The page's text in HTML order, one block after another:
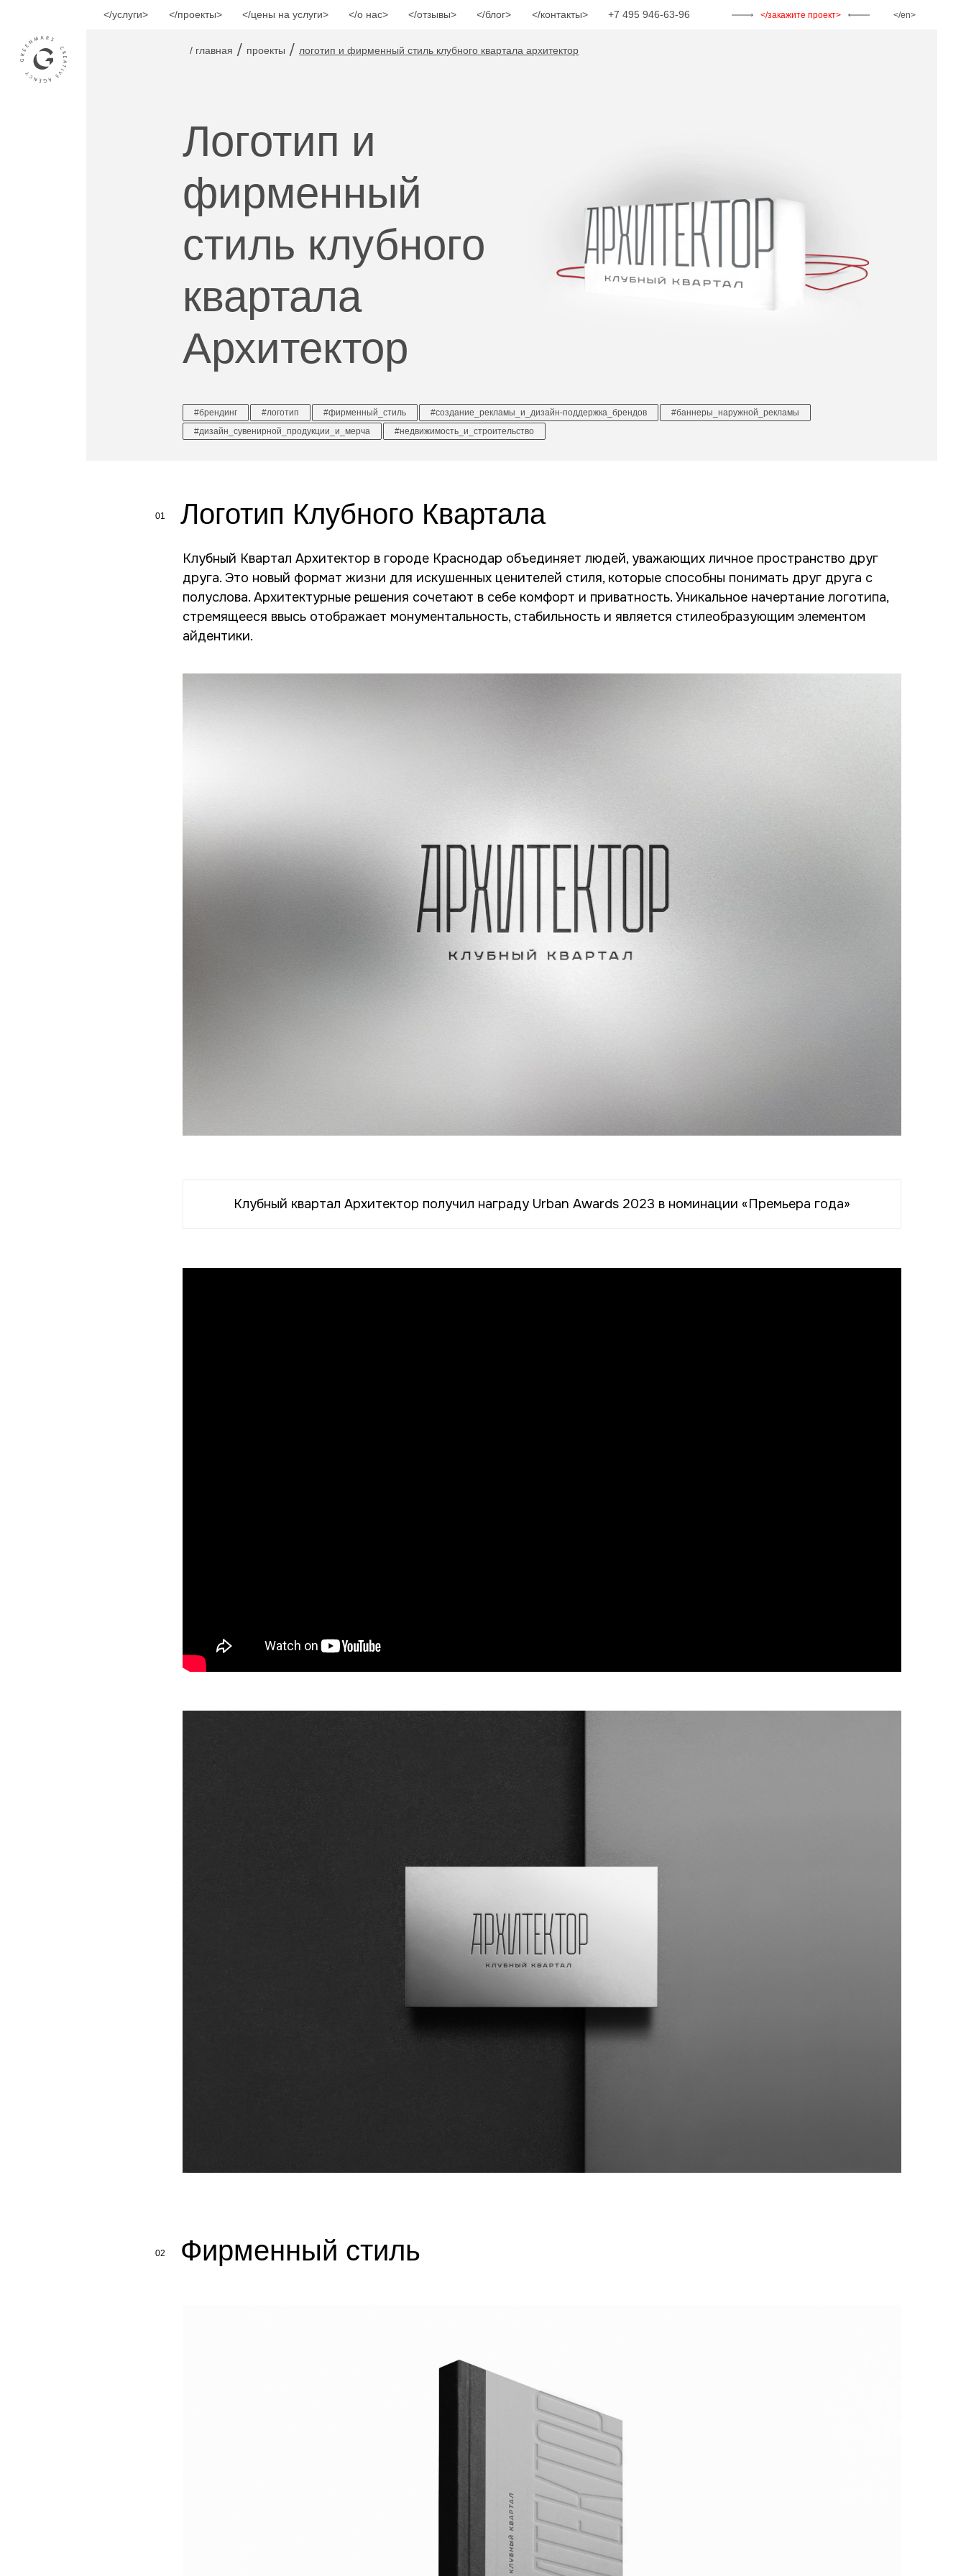
услуги проекты цены на услуги о нас отзывы блог контакты +7 495 946-63-96 закажите проект en
/ главная / проекты /логотип и фирменный стиль клубного квартала архитектор
Логотип и
фирменный
стиль клубного
квартала
Архитектор
#брендинг #логотип #фирменный_стиль #создание_рекламы_и_дизайн-поддержка_брендов
#баннеры_наружной_рекламы
#дизайн_сувенирной_продукции_и_мерча
#недвижимость_и_строительство
01 Логотип Клубного Квартала
Клубный Квартал Архитектор в городе Краснодар объединяет людей, уважающих личное пространство друг
друга. Это новый формат жизни для искушенных ценителей стиля, которые способны понимать друг друга с
полуслова. Архитектурные решения сочетают в себе комфорт и приватность. Уникальное начертание логотипа,
стремящееся ввысь отображает монументальность, стабильность и является стилеобразующим элементом
айдентики.
Клубный квартал Архитектор получил награду Urban Awards 2023 в номинации «Премьера года»
02 Фирменный стиль